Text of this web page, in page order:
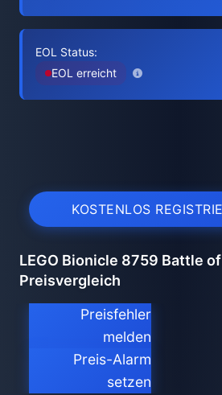
EOL Status:
EOL erreicht
KOSTENLOS
LEGO Bionicle 8759 Battle
Preisvergleich
Preisfehler
melden
Preis-Alarm
setzen